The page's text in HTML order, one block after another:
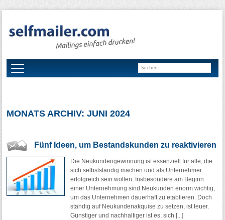
MONATS ARCHIV: JUNI 2024
Fünf Ideen, um Bestandskunden zu reaktivieren
Die Neukundengewinnung ist essenziell für alle, die
sich selbstständig machen und als Unternehmer
erfolgreich sein wollen. Insbesondere am Beginn
einer Unternehmung sind Neukunden enorm wichtig,
um das Unternehmen dauerhaft zu etablieren. Doch
ständig auf Neukundenakquise zu setzen, ist teuer.
Günstiger und nachhaltiger ist es, sich [...]